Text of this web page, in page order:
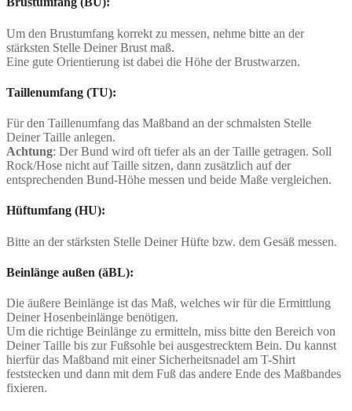
Um den Brustumfang korrekt zu messen, nehme bitte an der
stärksten Stelle Deiner Brust maß.
Eine gute Orientierung ist dabei die Höhe der Brustwarzen.
Taillenumfang (TU):
Für den Taillenumfang das Maßband an der schmalsten Stelle
Deiner Taille anlegen.
Achtung: Der Bund wird oft tiefer als an der Taille getragen. Soll
Rock/Hose nicht auf Taille sitzen, dann zusätzlich auf der
entsprechenden Bund-Höhe messen und beide Maße vergleichen.
Hüftumfang (HU):
Bitte an der stärksten Stelle Deiner Hüfte bzw. dem Gesäß messen.
Beinlänge außen (äBL):
Die äußere Beinlänge ist das Maß, welches wir für die Ermittlung
Deiner Hosenbeinlänge benötigen.
Um die richtige Beinlänge zu ermitteln, miss bitte den Bereich von
Deiner Taille bis zur Fußsohle bei ausgestrecktem Bein. Du kannst
hierfür das Maßband mit einer Sicherheitsnadel am T-Shirt
feststecken und dann mit dem Fuß das andere Ende des Maßbandes
fixieren.